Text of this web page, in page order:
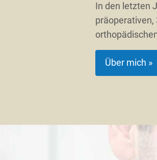
In den letzten
präoperativen,
Über mich »